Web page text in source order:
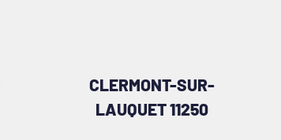
CLERMONT-SUR-
LAUQUET 11250